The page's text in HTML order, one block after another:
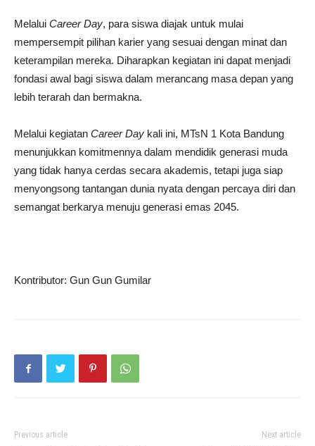
Melalui Career Day, para siswa diajak untuk mulai
mempersempit pilihan karier yang sesuai dengan minat dan
keterampilan mereka. Diharapkan kegiatan ini dapat menjadi
fondasi awal bagi siswa dalam merancang masa depan yang
lebih terarah dan bermakna.
Melalui kegiatan Career Day kali ini, MTsN 1 Kota Bandung
menunjukkan komitmennya dalam mendidik generasi muda
yang tidak hanya cerdas secara akademis, tetapi juga siap
menyongsong tantangan dunia nyata dengan percaya diri dan
semangat berkarya menuju generasi emas 2045.
Kontributor: Gun Gun Gumilar
Previous article Next article